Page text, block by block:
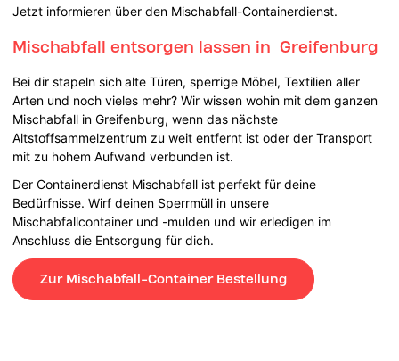
Jetzt informieren über den Mischabfall-Containerdienst.
Mischabfall entsorgen lassen in Greifenburg
Bei dir stapeln sichalte Türen, sperrige Möbel, Textilien aller
Arten und noch vieles mehr? Wir wissen wohin mit dem ganzen
Mischabfall in Greifenburg, wenn das nächste
Altstoffsammelzentrum zu weit entfernt ist oder der Transport
mit zu hohem Aufwand verbunden ist.
Der Containerdienst Mischabfall ist perfekt für deine
Bedürfnisse. Wirf deinen Sperrmüll in unsere
Mischabfallcontainer und -mulden und wir erledigen im
Anschluss die Entsorgung für dich.
Zur Mischabfall-Container Bestellung